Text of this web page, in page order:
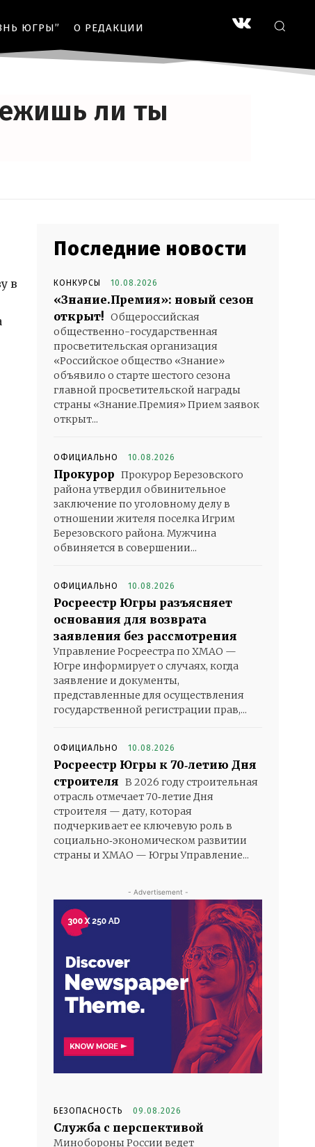
ЮГРЫ” О РЕДАКЦИИ
ли ты
в
Последние новости
КОНКУРСЫ 10.08.2026
«Знание.Премия»: новый сезон
открыт! Общероссийская
общественно-государственная
просветительская организация
«Российское общество «Знание»
объявило о старте шестого сезона
главной просветительской награды
страны «Знание.Премия» Прием заявок
открыт...
ОФИЦИАЛЬНО 10.08.2026
Прокурор Прокурор Березовского
района утвердил обвинительное
заключение по уголовному делу в
отношении жителя поселка Игрим
Березовского района. Мужчина
обвиняется в совершении...
ОФИЦИАЛЬНО 10.08.2026
Росреестр Югры разъясняет
основания для возврата
заявления без рассмотрения
Управление Росреестра по ХМАО —
Югре информирует о случаях, когда
заявление и документы,
представленные для осуществления
государственной регистрации прав,...
ОФИЦИАЛЬНО 10.08.2026
Росреестр Югры к 70‑летию Дня
строителя В 2026 году строительная
отрасль отмечает 70‑летие Дня
строителя — дату, которая
подчеркивает ее ключевую роль в
социально‑экономическом развитии
страны и ХМАО — Югры Управление...
- Advertisement -
БЕЗОПАСНОСТЬ 09.08.2026
Служба с перспективой
Минобороны России ведет